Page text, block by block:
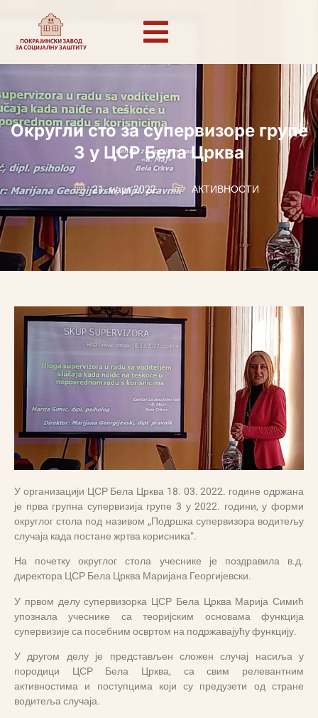
Округли сто за супервизоре групе
3 у ЦСР Бела Црква
21. март 2022. АКТИВНОСТИ
У организацији ЦСР Бела Црква 18. 03. 2022. године одржана
је прва групна супервизија групе 3 у 2022. години, у форми
округлог стола под називом „Подршка супервизора водитељу
случаја када постане жртва корисника“.
На почетку округлог стола учеснике је поздравила в.д.
директора ЦСР Бела Црква Маријана Георгијевски.
У првом делу супервизорка ЦСР Бела Црква Марија Симић
упознала учеснике са теоријским основама функција
супервизије са посебним освртом на подржавајућу функцију.
У другом делу је представљен сложен случај насиља у
породици ЦСР Бела Црква, са свим релевантним
активностима и поступцима који су предузети од стране
водитеља случаја.